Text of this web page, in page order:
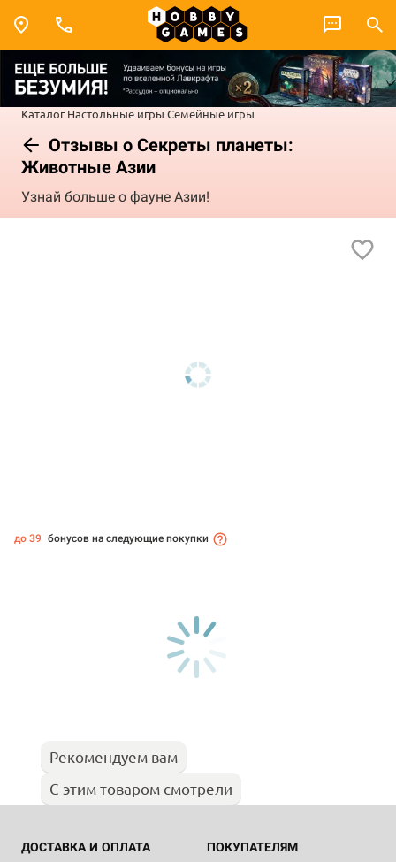
Каталог Настольные игры Семейные игры
Отзывы о Секреты планеты:
Животные Азии
Узнай больше о фауне Азии!
до 39 бонусов на следующие покупки
Рекомендуем вам
С этим товаром смотрели
ДОСТАВКА И ОПЛАТА ПОКУПАТЕЛЯМ